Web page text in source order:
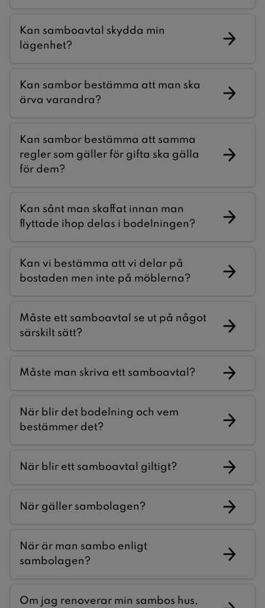
Kan samboavtal skydda min
lägenhet?
Kan sambor bestämma att man ska
ärva varandra?
Kan sambor bestämma att samma
regler som gäller för gifta ska gälla
för dem?
Kan sånt man skaffat innan man
flyttade ihop delas i bodelningen?
Kan vi bestämma att vi delar på
bostaden men inte på möblerna?
Måste ett samboavtal se ut på något
särskilt sätt?
Måste man skriva ett samboavtal?
När blir det bodelning och vem
bestämmer det?
När blir ett samboavtal giltigt?
När gäller sambolagen?
När är man sambo enligt
sambolagen?
Om jag renoverar min sambos hus,